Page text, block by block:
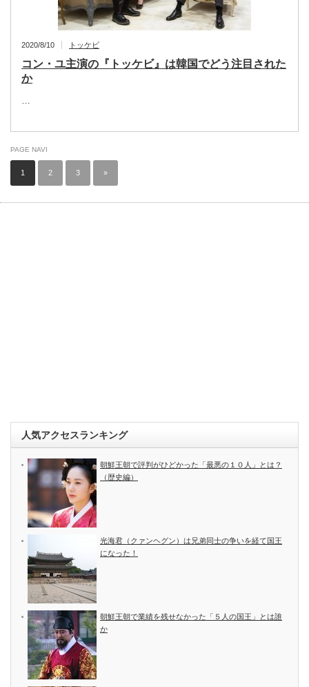
2020/8/10 トッケビ
コン・ユ主演の『トッケビ』は韓国でどう注目された
か
…
PAGE NAVI
1 2 3 »
人気アクセスランキング
朝鮮王朝で評判がひどかった「最悪の１０人」とは？
（歴史編）
光海君（クァンヘグン）は兄弟同士の争いを経て国王
になった！
朝鮮王朝で業績を残せなかった「５人の国王」とは誰
か